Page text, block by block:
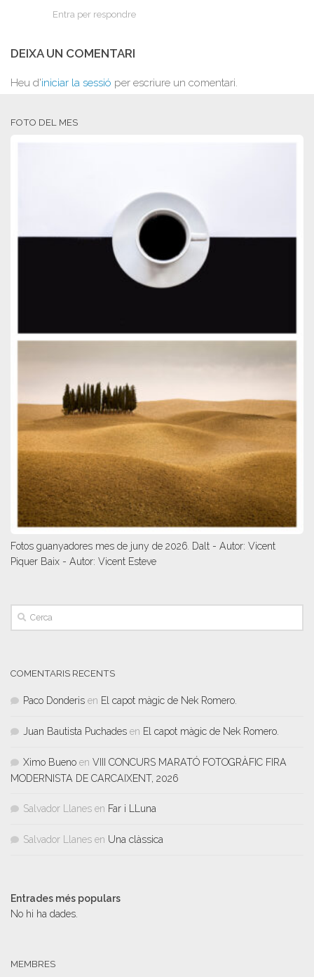
Entra per respondre
DEIXA UN COMENTARI
Heu d'iniciar la sessió per escriure un comentari.
FOTO DEL MES
Fotos guanyadores mes de juny de 2026. Dalt - Autor: Vicent
Piquer Baix - Autor: Vicent Esteve
COMENTARIS RECENTS
Paco Donderis en El capot màgic de Nek Romero.
Juan Bautista Puchades en El capot màgic de Nek Romero.
Ximo Bueno en VIII CONCURS MARATÓ FOTOGRÀFIC FIRA
MODERNISTA DE CARCAIXENT, 2026
Salvador Llanes en Far i LLuna
Salvador Llanes en Una clàssica
Entrades més populars
No hi ha dades.
MEMBRES